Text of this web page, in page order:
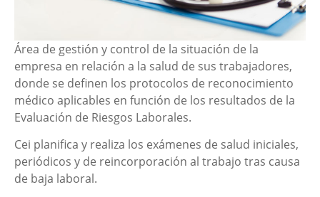
Área de gestión y control de la situación de la
empresa en relación a la salud de sus trabajadores,
donde se definen los protocolos de reconocimiento
médico aplicables en función de los resultados de la
Evaluación de Riesgos Laborales.
Cei planifica y realiza los exámenes de salud iniciales,
periódicos y de reincorporación al trabajo tras causa
de baja laboral.